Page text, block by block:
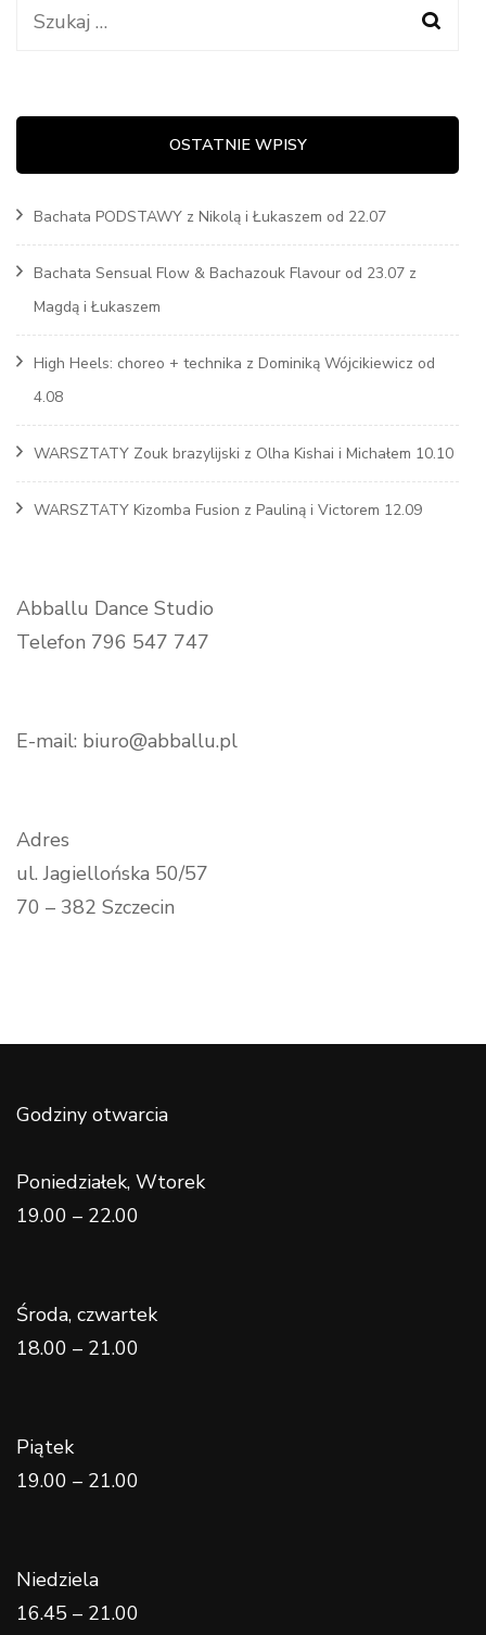
Szukaj:
OSTATNIE WPISY
Bachata PODSTAWY z Nikolą i Łukaszem od 22.07
Bachata Sensual Flow & Bachazouk Flavour od 23.07 z
Magdą i Łukaszem
High Heels: choreo + technika z Dominiką Wójcikiewicz od
4.08
WARSZTATY Zouk brazylijski z Olha Kishai i Michałem 10.10
WARSZTATY Kizomba Fusion z Pauliną i Victorem 12.09
Abballu Dance Studio
Telefon 796 547 747
E-mail: biuro@abballu.pl
Adres
ul. Jagiellońska 50/57
70 – 382 Szczecin
Godziny otwarcia
Poniedziałek, Wtorek
19.00 – 22.00
Środa, czwartek
18.00 – 21.00
Piątek
19.00 – 21.00
Niedziela
16.45 – 21.00